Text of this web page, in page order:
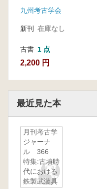
九州考古学会
新刊 在庫なし
古書 1 点
2,200 円
最近見た本
月刊考古学
ジャーナ
ル 366
特集:古墳時
代における
鉄製武装具